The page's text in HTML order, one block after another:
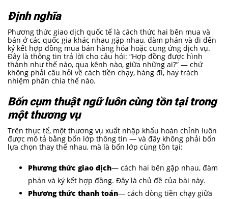
Định nghĩa
Phương thức giao dịch quốc tế là cách thức hai bên mua và
bán ở các quốc gia khác nhau gặp nhau, đàm phán và đi đến
ký kết hợp đồng mua bán hàng hóa hoặc cung ứng dịch vụ.
Đây là thông tin trả lời cho câu hỏi: “Hợp đồng được hình
thành như thế nào, qua kênh nào, giữa những ai?” — chứ
không phải câu hỏi về cách tiền chạy, hàng đi, hay trách
nhiệm phân chia thế nào.
Bốn cụm thuật ngữ luôn cùng tồn tại trong
một thương vụ
Trên thực tế, một thương vụ xuất nhập khẩu hoàn chỉnh luôn
được mô tả bằng bốn lớp thông tin — và đây không phải bốn
lựa chọn thay thế nhau, mà là bốn lớp cùng tồn tại:
Phương thức giao dịch— cách hai bên gặp nhau, đàm
phán và ký kết hợp đồng. Đây là chủ đề của bài này.
Phương thức thanh toán— cách dòng tiền chạy giữa